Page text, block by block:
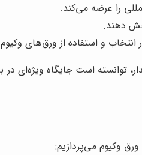
را عرضه می‌کند.
دهند.
و استفاده از ورق‌های
توانسته است جایگاه ویژه‌ای در
وکیوم می‌پردازیم: